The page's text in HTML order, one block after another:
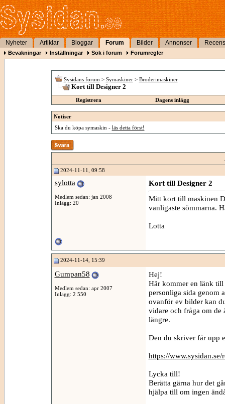
Nyheter Artiklar Bloggar Forum Bilder Annonser
Bevakningar Inställningar Sök i forum Forumregler
Sysidans forum > Symaskiner > Broderimaskiner
Kort till Designer 2
Registrera Dagens inlägg
Notiser
Ska du köpa symaskin - läs detta först!
2024-11-11, 09:58
sylotta
Medlem sedan: jan 2008
Inlägg: 20
Kort till Designer 2
Mitt kort till maskinen
vanligaste sömmarna.
Lotta
2024-11-14, 15:39
Gumpan58
Medlem sedan: apr 2007
Inlägg: 2 550
Hej!
Här kommer en länk till
personliga sida genom
ovanför ev bilder kan
vidare och fråga om de
längre.
Den du skriver får upp
https://
Lycka till!
Berätta gärna hur det
hjälpa till om ingen